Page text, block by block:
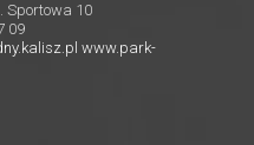
Sportowa 10
09
www.park-